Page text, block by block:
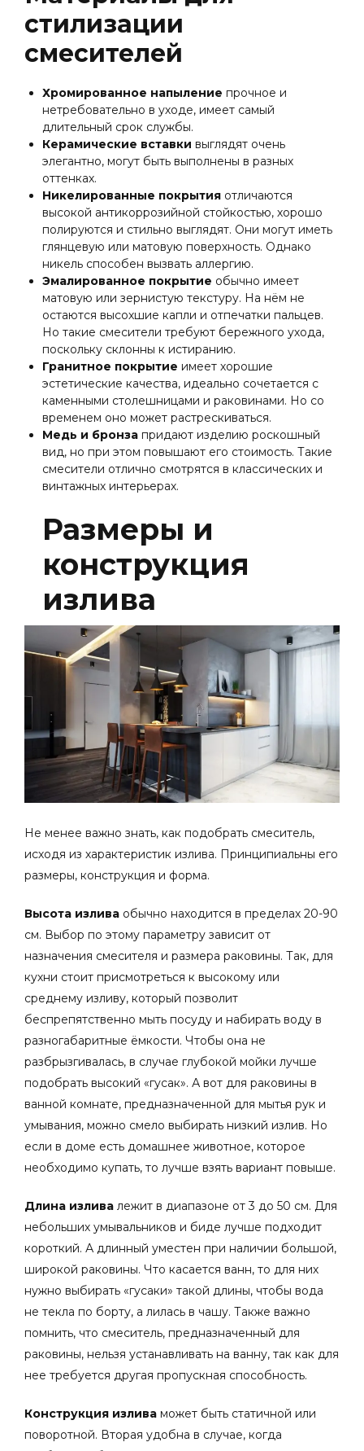
стилизации
смесителей
Хромированное напыление прочное и
нетребовательно в уходе, имеет самый
длительный срок службы.
Керамические вставки выглядят очень
элегантно, могут быть выполнены в разных
оттенках.
Никелированные покрытия отличаются
высокой антикоррозийной стойкостью, хорошо
полируются и стильно выглядят. Они могут иметь
глянцевую или матовую поверхность. Однако
никель способен вызвать аллергию.
Эмалированное покрытие обычно имеет
матовую или зернистую текстуру. На нём не
остаются высохшие капли и отпечатки пальцев.
Но такие смесители требуют бережного ухода,
поскольку склонны к истиранию.
Гранитное покрытие имеет хорошие
эстетические качества, идеально сочетается с
каменными столешницами и раковинами. Но со
временем оно может растрескиваться.
Медь и бронза придают изделию роскошный
вид, но при этом повышают его стоимость. Такие
смесители отлично смотрятся в классических и
винтажных интерьерах.
Размеры и
конструкция
излива
Не менее важно знать, как подобрать смеситель,
исходя из характеристик излива. Принципиальны его
размеры, конструкция и форма.
Высота излива обычно находится в пределах 20-90
см. Выбор по этому параметру зависит от
назначения смесителя и размера раковины. Так, для
кухни стоит присмотреться к высокому или
среднему изливу, который позволит
беспрепятственно мыть посуду и набирать воду в
разногабаритные ёмкости. Чтобы она не
разбрызгивалась, в случае глубокой мойки лучше
подобрать высокий «гусак». А вот для раковины в
ванной комнате, предназначенной для мытья рук и
умывания, можно смело выбирать низкий излив. Но
если в доме есть домашнее животное, которое
необходимо купать, то лучше взять вариант повыше.
Длина излива лежит в диапазоне от 3 до 50 см. Для
небольших умывальников и биде лучше подходит
короткий. А длинный уместен при наличии большой,
широкой раковины. Что касается ванн, то для них
нужно выбирать «гусаки» такой длины, чтобы вода
не текла по борту, а лилась в чашу. Также важно
помнить, что смеситель, предназначенный для
раковины, нельзя устанавливать на ванну, так как для
нее требуется другая пропускная способность.
Конструкция излива может быть статичной или
поворотной. Вторая удобна в случае, когда